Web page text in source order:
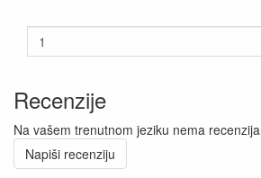
Recenzije
Na vašem trenutnom jeziku nema recenzija
Napiši recenziju